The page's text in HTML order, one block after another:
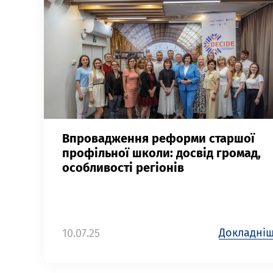
Впровадження реформи старшої
профільної школи: досвід громад,
особливості регіонів
10.07.25